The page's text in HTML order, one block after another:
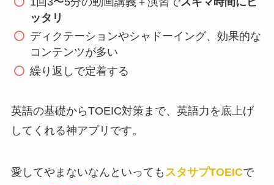
ッタリ
ディクテーションやシャドーイング、効果的な
コンテンツが多い
繰り返しで定着する
英語の基礎からTOEIC対策まで、英語力を底上げ
してくれる神アプリです。
愛してやまないなんといっても スタサプTOEICで